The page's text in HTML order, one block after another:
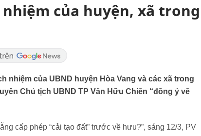
của huyện, xã trong
nhiệm của UBND huyện Hòa Vang và các xã trong
Chủ tịch UBND TP Văn Hữu Chiến “đồng ý về
cấp phép “cải tạo đất” trước về hưu?”, sáng 12/3, PV